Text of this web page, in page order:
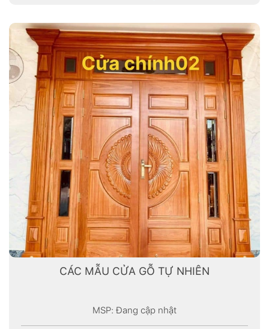
CÁC MẪU CỬA GỖ TỰ NHIÊN
MSP: Đang cập nhật